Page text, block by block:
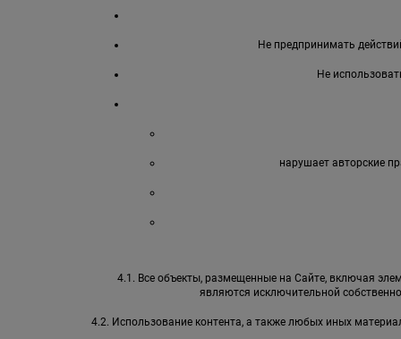
Не предпринимать
Не
нарушает авторские
4.1. Все объекты, размещенные на Сайте, включая
являются исключительной
4.2. Использование контента, а также любых иных